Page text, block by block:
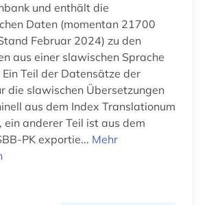
und enthält die
Daten (momentan 21700
Februar 2024) zu den
aus einer slawischen Sprache
Ein Teil der Datensätze der
die slawischen Übersetzungen
aus dem Index Translationum
ein anderer Teil ist aus dem
PK exportie... Mehr